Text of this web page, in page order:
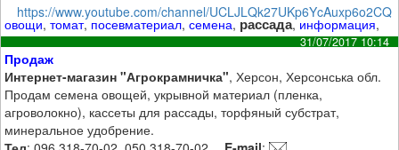
https://www.youtube.com/channel/UCLJLQk27UKp6YcAuxp6o2CQ
овощи,томат, посевматериал,семена, рассада, информация,
31/07/2017 10:14
Продаж
Интернет-магазин "Агрокрамничка", Херсон, Херсонська обл.
Продам семена овощей, укрывной материал (пленка,
агроволокно), кассеты для рассады, торфяный субстрат,
минеральное удобрение.